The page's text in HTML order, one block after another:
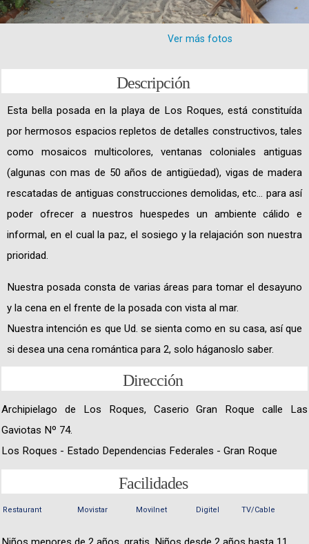
Ver más fotos
Descripción
Esta bella posada en la playa de Los Roques, está constituída
por hermosos espacios repletos de detalles constructivos, tales
como mosaicos multicolores, ventanas coloniales antiguas
(algunas con mas de 50 años de antigüedad), vigas de madera
rescatadas de antiguas construcciones demolidas, etc... para así
poder ofrecer a nuestros huespedes un ambiente cálido e
informal, en el cual la paz, el sosiego y la relajación son nuestra
prioridad.
Nuestra posada consta de varias áreas para tomar el desayuno
y la cena en el frente de la posada con vista al mar.
Nuestra intención es que Ud. se sienta como en su casa, así que
si desea una cena romántica para 2, solo háganoslo saber.
Dirección
Archipielago de Los Roques, Caserio Gran Roque calle Las
Gaviotas Nº 74.
Los Roques - Estado Dependencias Federales - Gran Roque
Facilidades
Restaurant Movistar Movilnet Digitel TV/Cable